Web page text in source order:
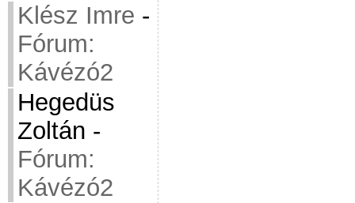
Klész Imre -
Fórum:
Kávézó2
Hegedüs
Zoltán -
Fórum:
Kávézó2